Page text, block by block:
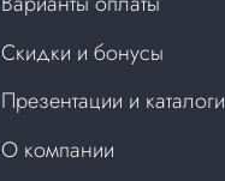
Скидки и бонусы
Презентации и каталоги
О компании